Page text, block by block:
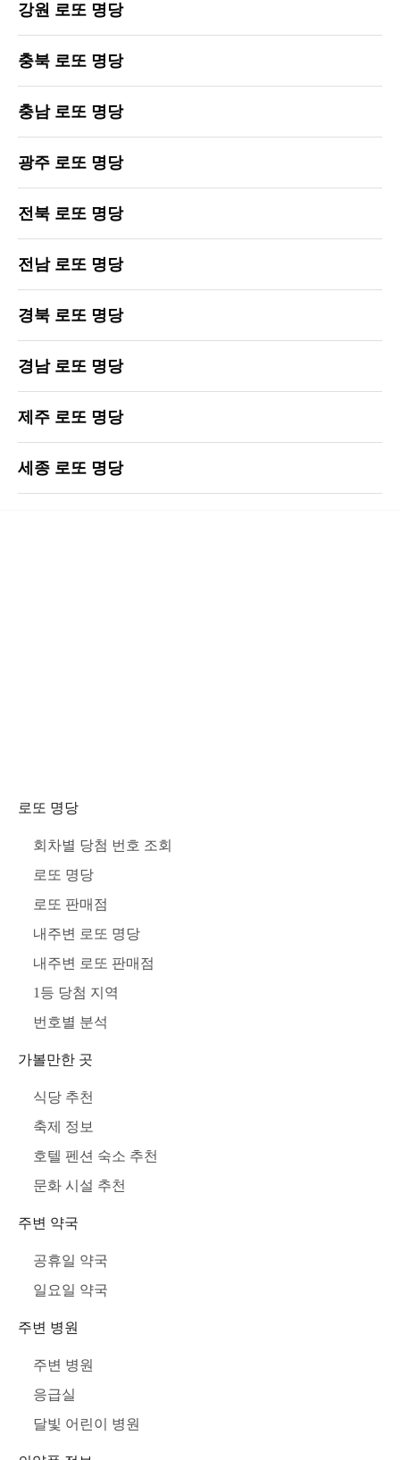
강원 로또 명당
충북 로또 명당
충남 로또 명당
광주 로또 명당
전북 로또 명당
전남 로또 명당
경북 로또 명당
경남 로또 명당
제주 로또 명당
세종 로또 명당
로또 명당
회차별 당첨 번호 조회
로또 명당
로또 판매점
내주변 로또 명당
내주변 로또 판매점
1등 당첨 지역
번호별 분석
가볼만한 곳
식당 추천
축제 정보
호텔 펜션 숙소 추천
문화 시설 추천
주변 약국
공휴일 약국
일요일 약국
주변 병원
주변 병원
응급실
달빛 어린이 병원